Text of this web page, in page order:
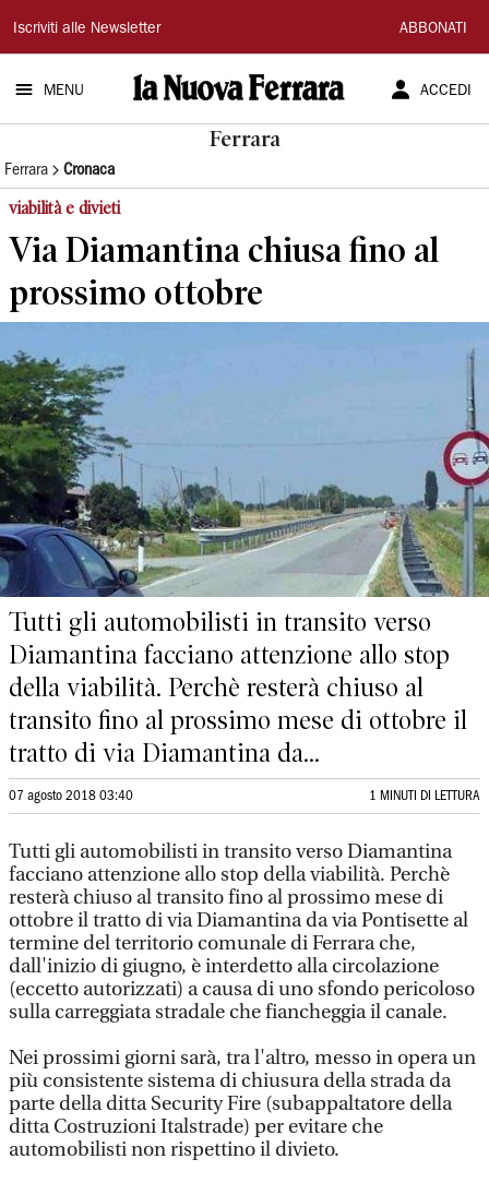
La
Nuova
Ferrara
Iscriviti alle Newsletter ABBONATI
MENU ACCEDI
Ferrara
Ferrara Cronaca
viabilità e divieti
Via Diamantina chiusa fino al
prossimo ottobre
Tutti gli automobilisti in transito verso
Diamantina facciano attenzione allo stop
della viabilità. Perchè resterà chiuso al
transito fino al prossimo mese di ottobre il
tratto di via Diamantina da...
07 agosto 2018 03:40 1 MINUTI DI LETTURA
Tutti gli automobilisti in transito verso Diamantina
facciano attenzione allo stop della viabilità. Perchè
resterà chiuso al transito fino al prossimo mese di
ottobre il tratto di via Diamantina da via Pontisette al
termine del territorio comunale di Ferrara che,
dall'inizio di giugno, è interdetto alla circolazione
(eccetto autorizzati) a causa di uno sfondo pericoloso
sulla carreggiata stradale che fiancheggia il canale.
Nei prossimi giorni sarà, tra l'altro, messo in opera un
più consistente sistema di chiusura della strada da
parte della ditta Security Fire (subappaltatore della
ditta Costruzioni Italstrade) per evitare che
automobilisti non rispettino il divieto.